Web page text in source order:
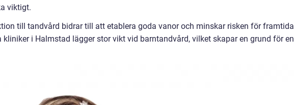
viktigt.
till tandvård bidrar till att etablera goda vanor och minskar risken för framtida
i Halmstad lägger stor vikt vid barntandvård, vilket skapar en grund för en